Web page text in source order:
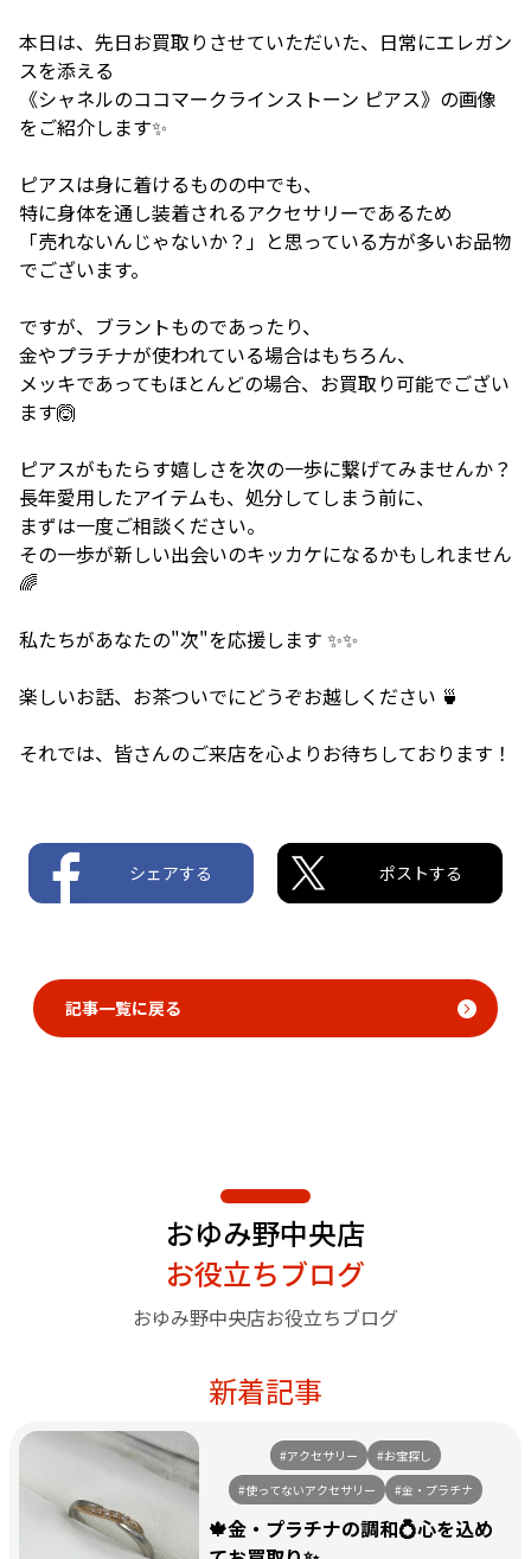
本日は、先日お買取りさせていただいた、日常にエレガン
スを添える
《シャネルのココマークラインストーン ピアス》の画像
をご紹介します✨
ピアスは身に着けるものの中でも、
特に身体を通し装着されるアクセサリーであるため
「売れないんじゃないか？」と思っている方が多いお品物
でございます。
ですが、ブラントものであったり、
金やプラチナが使われている場合はもちろん、
メッキであってもほとんどの場合、お買取り可能でござい
ます🙆
ピアスがもたらす嬉しさを次の一歩に繋げてみませんか？
長年愛用したアイテムも、処分してしまう前に、
まずは一度ご相談ください。
その一歩が新しい出会いのキッカケになるかもしれません
🌈
私たちがあなたの"次"を応援します ✨✨
楽しいお話、お茶ついでにどうぞお越しください 🍵
それでは、皆さんのご来店を心よりお待ちしております！
シェアする ポストする
記事一覧に戻る
おゆみ野中央店
お役立ちブログ
おゆみ野中央店お役立ちブログ
新着記事
#アクセサリー
#お宝探し
#使ってないアクセサリー
#金・プラチナ
🍁金・プラチナの調和💍心を込め